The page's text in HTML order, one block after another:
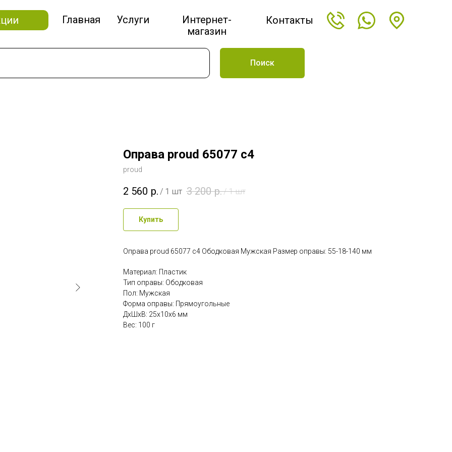
Главная Услуги
Интернет-
магазин
Контакты
Поиск
Оправа proud 65077 c4
proud
2 560 р. / 1 шт 3 200 р./1 шт
Купить
Оправа proud 65077 c4 Ободковая Мужская Размер оправы: 55-18-140 мм
Материал: Пластик
Тип оправы: Ободковая
Пол: Мужская
Форма оправы: Прямоугольные
ДxШxВ: 25x10x6 мм
Вес: 100 г